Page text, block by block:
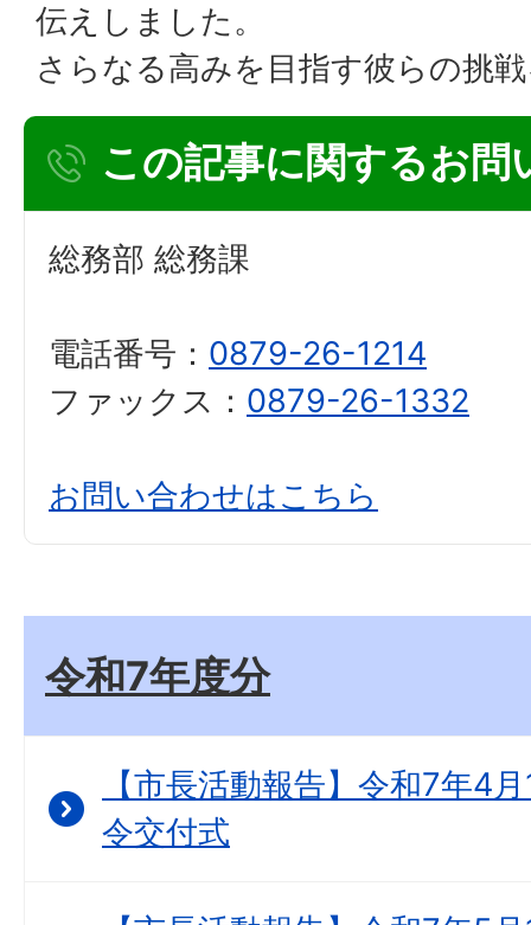
伝えしました。
さらなる高みを目指す彼らの挑
この記事に関するお問
総務部 総務課
電話番号： 0879-26-1214
ファックス： 0879-26-1332
お問い合わせはこちら
令和7年度分
【市長活動報告】令和7年4
令交付式